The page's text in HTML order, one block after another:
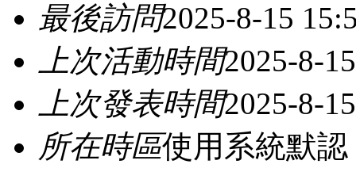
最後訪問2025-8-15
上次活動時間2025-8-
上次發表時間2025-8-
所在時區使用系統默認